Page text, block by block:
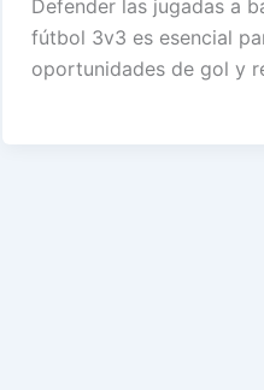
Defender las jugadas a
fútbol 3v3 es esencial
oportunidades de gol y